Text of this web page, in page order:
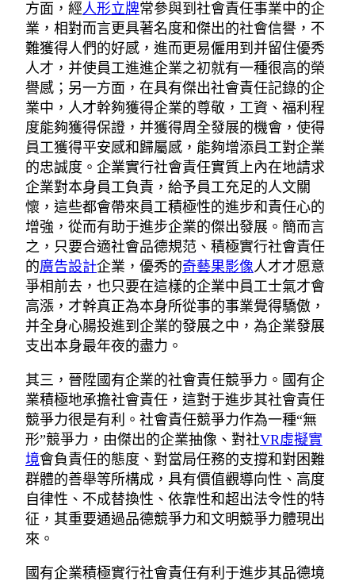
方面，經人形立牌常參與到社會責任事業中的企
業，相對而言更具著名度和傑出的社會信譽，不
難獲得人們的好感，進而更易僱用到并留住優秀
人才，并使員工進進企業之初就有一種很高的榮
譽感；另一方面，在具有傑出社會責任記錄的企
業中，人才幹夠獲得企業的尊敬，工資、福利程
度能夠獲得保證，并獲得周全發展的機會，使得
員工獲得平安感和歸屬感，能夠增添員工對企業
的忠誠度。企業實行社會責任實質上內在地請求
企業對本身員工負責，給予員工充足的人文關
懷，這些都會帶來員工積極性的進步和責任心的
增強，從而有助于進步企業的傑出發展。簡而言
之，只要合適社會品德規范、積極實行社會責任
的廣告設計企業，優秀的奇藝果影像人才才愿意
爭相前去，也只要在這樣的企業中員工士氣才會
高漲，才幹真正為本身所從事的事業覺得驕傲，
并全身心腸投進到企業的發展之中，為企業發展
支出本身最年夜的盡力。
其三，晉陞國有企業的社會責任競爭力。國有企
業積極地承擔社會責任，這對于進步其社會責任
競爭力很是有利。社會責任競爭力作為一種“無
形”競爭力，由傑出的企業抽像、對社VR虛擬實
境會負責任的態度、對當局任務的支撐和對困難
群體的善舉等所構成，具有價值觀導向性、高度
自律性、不成替換性、依靠性和超出法令性的特
征，其重要通過品德競爭力和文明競爭力體現出
來。
國有企業積極實行社會責任有利于進步其品德境